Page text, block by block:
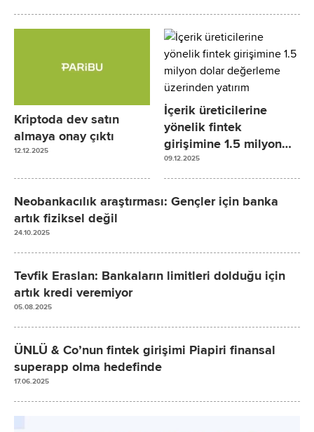
Kriptoda dev satın
almaya onay çıktı
12.12.2025
İçerik üreticilerine
yönelik fintek
girişimine 1.5 milyon
dolar değerleme
üzerinden yatırım
09.12.2025
Neobankacılık araştırması: Gençler için banka
artık fiziksel değil
24.10.2025
Tevfik Eraslan: Bankaların limitleri dolduğu için
artık kredi veremiyor
05.08.2025
ÜNLÜ & Co’nun fintek girişimi Piapiri finansal
superapp olma hedefinde
17.06.2025